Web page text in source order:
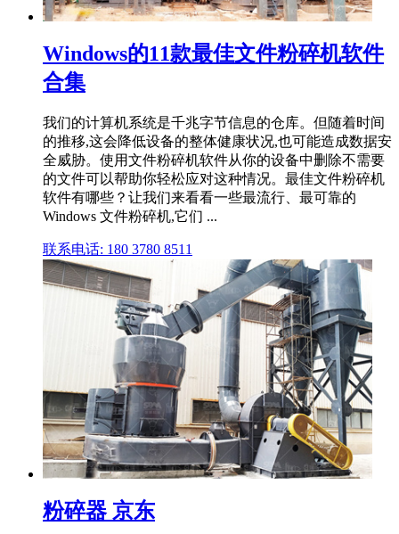
Windows的11款最佳文件粉碎机软件
合集
我们的计算机系统是千兆字节信息的仓库。但随着时间
的推移,这会降低设备的整体健康状况,也可能造成数据安
全威胁。使用文件粉碎机软件从你的设备中删除不需要
的文件可以帮助你轻松应对这种情况。最佳文件粉碎机
软件有哪些？让我们来看看一些最流行、最可靠的
Windows 文件粉碎机,它们 ...
联系电话: 180 3780 8511
粉碎器 京东